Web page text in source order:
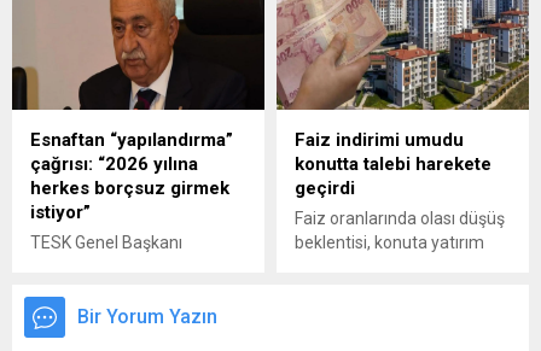
İstanbul ve İzmir’de
gerilerken, Ankara hem
satış hem kira piyasasında
pozitif ayrıştı.
Esnaftan “yapılandırma”
çağrısı: “2026 yılına
herkes borçsuz girmek
istiyor”
TESK Genel Başkanı
çekti. 2026 öncesinde
kapsamlı ve uzun vadeli bir
Faiz indirimi umudu
konutta talebi harekete
geçirdi
Faiz oranlarında olası düşüş
beklentisi, konuta yatırım
Bir Yorum Yazın